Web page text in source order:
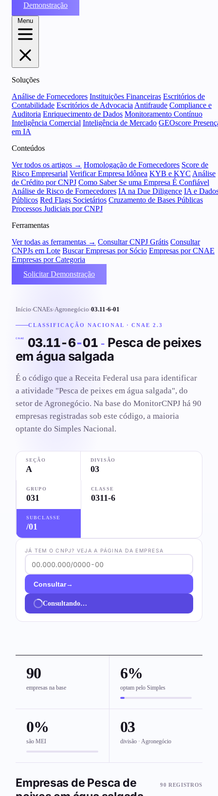
Demonstração
Menu
Soluções
Análise de Fornecedores Instituições Financeiras Escritórios de
Contabilidade Escritórios de Advocacia Antifraude Compliance e
Auditoria Enriquecimento de Dados Monitoramento Contínuo
Inteligência Comercial Inteligência de Mercado GEOscore
em IA
Conteúdos
Ver todos os artigos → Homologação de Fornecedores Score de
Risco Empresarial Verificar Empresa Idônea KYB e KYC Análise
de Crédito por CNPJ Como Saber Se uma Empresa É Confiável
Análise de Risco de Fornecedores IA na Due Diligence IA e
Públicos Red Flags Societários Cruzamento de Bases Públicas
Processos Judiciais por CNPJ
Ferramentas
Ver todas as ferramentas → Consultar CNPJ Grátis Consultar
CNPJs em Lote Buscar Empresas por Sócio Empresas por CNAE
Empresas por Categoria
Solicitar Demonstração
Início›CNAEs›Agronegócio›03.11-6-01
CLASSIFICAÇÃO NACIONAL · CNAE 2.3
CNAE 03.11-6-01- Pesca de peixes
em água salgada
É o código que a Receita Federal usa para identificar
a atividade "Pesca de peixes em água salgada", do
setor de Agronegócio. Na base do MonitorCNPJ há 90
empresas registradas sob este código, a maioria
optante do Simples Nacional.
SEÇÃO
A
DIVISÃO
03
GRUPO
031
CLASSE
0311-6
SUBCLASSE
/01
JÁ TEM O CNPJ? VEJA A PÁGINA DA EMPRESA
Consultar→
Consultando…
90
empresas na base
6%
optam pelo Simples
0%
são MEI
03
divisão · Agronegócio
Empresas de Pesca de
90 REGISTROS